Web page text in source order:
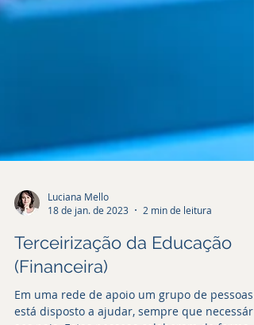
Luciana Mello
18 de jan. de 2023
Terceirização da Educação
(Financeira)